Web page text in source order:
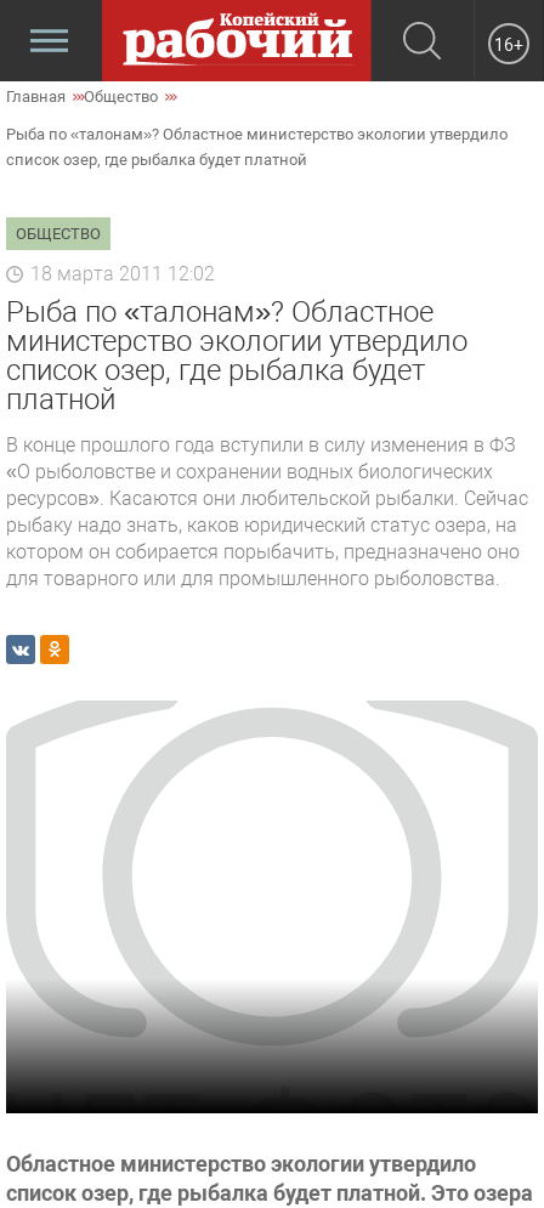
16+
Главная Общество
Рыба по «талонам»? Областное министерство экологии утвердило
список озер, где рыбалка будет платной
ОБЩЕСТВО
18 марта 2011 12:02
Рыба по «талонам»? Областное
министерство экологии утвердило
список озер, где рыбалка будет
платной
В конце прошлого года вступили в силу изменения в ФЗ
«О рыболовстве и сохранении водных биологических
ресурсов». Касаются они любительской рыбалки. Сейчас
рыбаку надо знать, каков юридический статус озера, на
котором он собирается порыбачить, предназначено оно
для товарного или для промышленного рыболовства.
Областное министерство экологии утвердило
список озер, где рыбалка будет платной. Это озера